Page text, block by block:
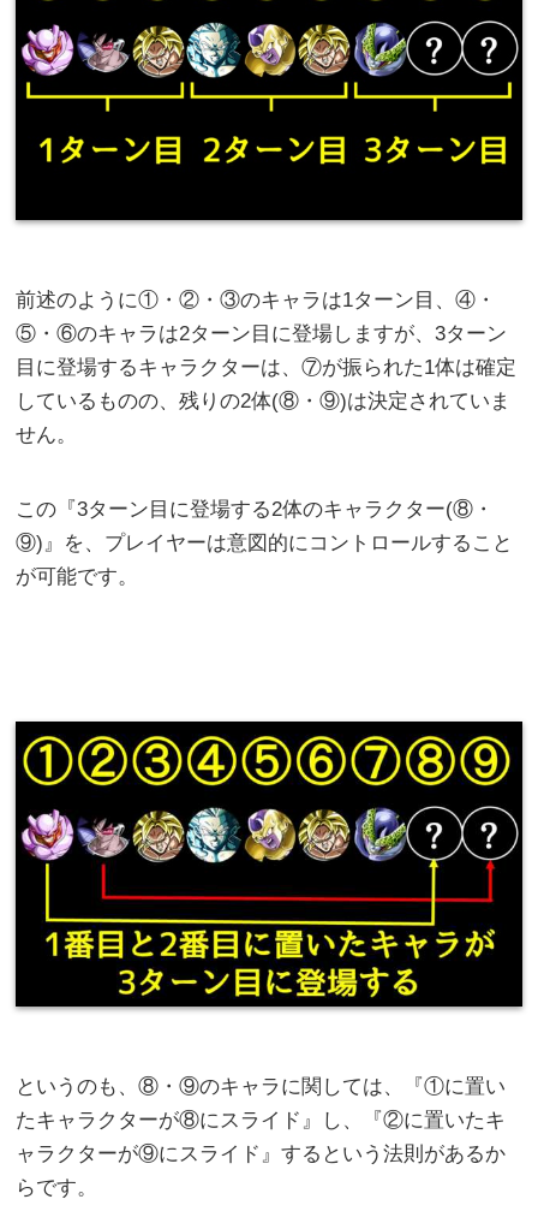
前述のように①・②・③のキャラは1ターン目、④・
⑤・⑥のキャラは2ターン目に登場しますが、3ターン
目に登場するキャラクターは、⑦が振られた1体は確定
しているものの、残りの2体(⑧・⑨)は決定されていま
せん。
この『3ターン目に登場する2体のキャラクター(⑧・
⑨)』を、プレイヤーは意図的にコントロールすること
が可能です。
というのも、⑧・⑨のキャラに関しては、『①に置い
たキャラクターが⑧にスライド』し、『②に置いたキ
ャラクターが⑨にスライド』するという法則があるか
らです。